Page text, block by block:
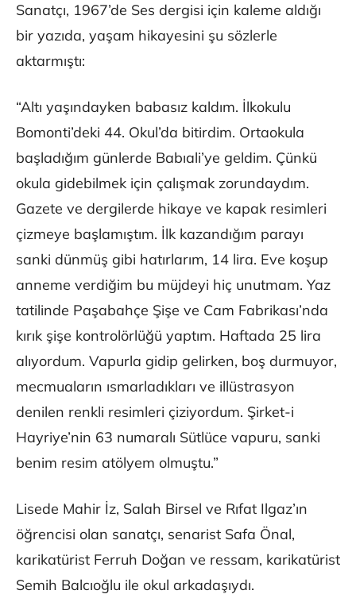
Sanatçı, 1967’de Ses dergisi için kaleme aldığı
bir yazıda, yaşam hikayesini şu sözlerle
aktarmıştı:
“Altı yaşındayken babasız kaldım. İlkokulu
Bomonti’deki 44. Okul’da bitirdim. Ortaokula
başladığım günlerde Babıali’ye geldim. Çünkü
okula gidebilmek için çalışmak zorundaydım.
Gazete ve dergilerde hikaye ve kapak resimleri
çizmeye başlamıştım. İlk kazandığım parayı
sanki dünmüş gibi hatırlarım, 14 lira. Eve koşup
anneme verdiğim bu müjdeyi hiç unutmam. Yaz
tatilinde Paşabahçe Şişe ve Cam Fabrikası’nda
kırık şişe kontrolörlüğü yaptım. Haftada 25 lira
alıyordum. Vapurla gidip gelirken, boş durmuyor,
mecmuaların ısmarladıkları ve illüstrasyon
denilen renkli resimleri çiziyordum. Şirket-i
Hayriye’nin 63 numaralı Sütlüce vapuru, sanki
benim resim atölyem olmuştu.”
Lisede Mahir İz, Salah Birsel ve Rıfat Ilgaz’ın
öğrencisi olan sanatçı, senarist Safa Önal,
karikatürist Ferruh Doğan ve ressam, karikatürist
Semih Balcıoğlu ile okul arkadaşıydı.